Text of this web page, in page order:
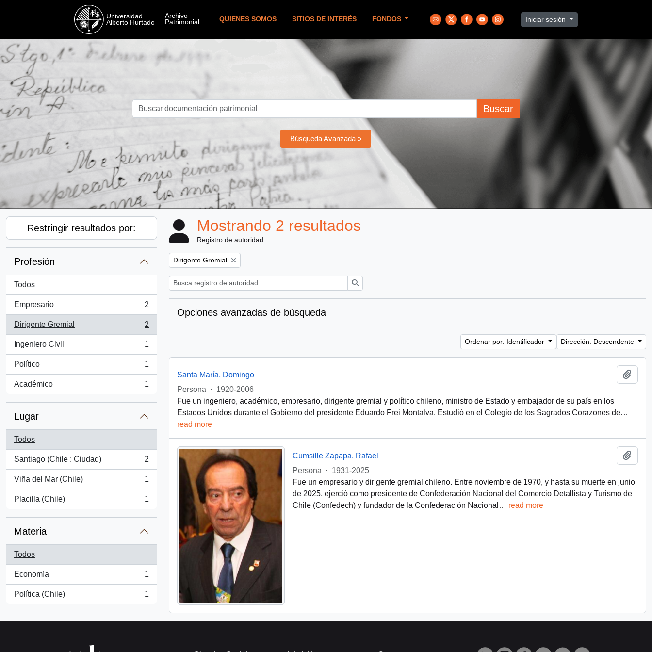
QUIENES SOMOS SITIOS DE INTERÉS FONDOS Iniciar sesión
Buscar
Búsqueda Avanzada »
Restringir resultados por:
Profesión
Todos
Empresario
, 2 resultados
2
Dirigente Gremial
, 2 resultados
2
Ingeniero Civil
, 1 resultados
1
Político
, 1 resultados
1
Académico
, 1 resultados
1
Lugar
Todos
Santiago (Chile : Ciudad)
, 2 resultados
2
Viña del Mar (Chile)
, 1 resultados
1
Placilla (Chile)
, 1 resultados
1
Materia
Todos
Economía
, 1 resultados
1
Política (Chile)
, 1 resultados
1
Mostrando 2 resultados
Registro de autoridad
Remove filter:
Dirigente Gremial
Opciones avanzadas de búsqueda
Ordenar por: Identificador Dirección: Descendente
Santa María, Domingo
Persona
· 1920-2006
Fue un ingeniero, académico, empresario, dirigente gremial y político chileno, ministro de Estado y embajador de su país en los
Estados Unidos durante el Gobierno del presidente Eduardo Frei Montalva. Estudió en el Colegio de los Sagrados Corazones de…
read more
Cumsille Zapapa, Rafael
Persona
· 1931-2025
Fue un empresario y dirigente gremial chileno. Entre noviembre de 1970, y hasta su muerte en junio
de 2025, ejerció como presidente de Confederación Nacional del Comercio Detallista y Turismo de
Chile (Confedech) y fundador de la Confederación Nacional … read more